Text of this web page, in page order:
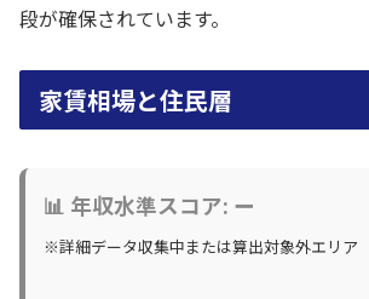
段が確保されています。
家賃相場と住民層
📊 年収水準スコア: ー
※詳細データ収集中または算出対象外エリア